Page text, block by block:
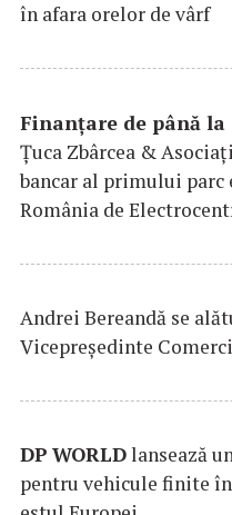
în afara orelor de vârf
Finanțare de până la
Țuca Zbârcea &
bancar al primului
România de
Andrei Bereandă se
Vicepreședinte
DP WORLDlansează
pentru vehicule finite